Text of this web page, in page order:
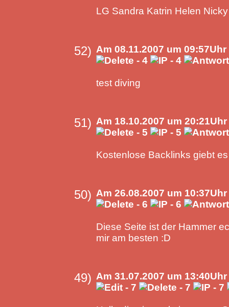
LG Sandra Katrin Helen Nicky
52) Am 08.11.2007 um
test diving
51) Am 18.10.2007 um
Kostenlose Backlinks giebt
50) Am 26.08.2007 um
Diese Seite ist der Hammer
mir am besten :D
49) Am 31.07.2007 um